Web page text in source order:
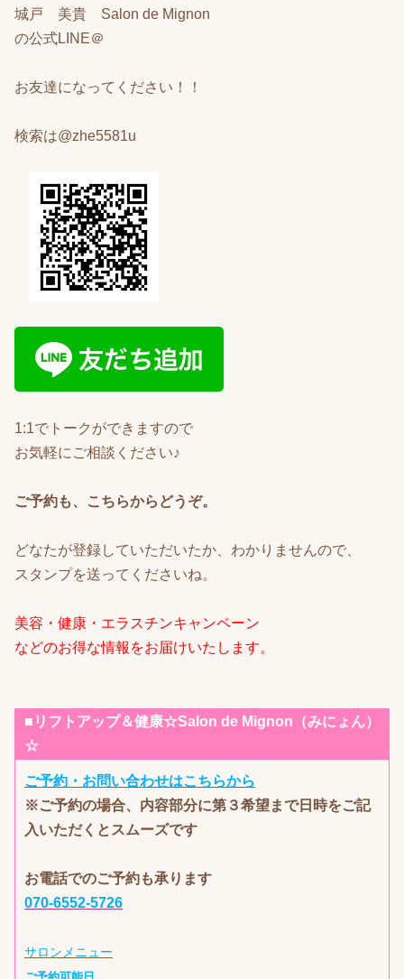
城戸 美貴 Salon de Mignon
の公式LINE＠
お友達になってください！！
検索は@zhe5581u
1:1でトークができますので
お気軽にご相談ください♪
ご予約も、こちらからどうぞ。
どなたが登録していただいたか、わかりませんので、
スタンプを送ってくださいね。
美容・健康・エラスチンキャンペーン
などのお得な情報をお届けいたします。
■リフトアップ＆健康☆Salon de Mignon（みにょん）
☆
ご予約・お問い合わせはこちらから
※ご予約の場合、内容部分に第３希望まで日時をご記
入いただくとスムーズです
お電話でのご予約も承ります
070-6552-5726
サロンメニュー